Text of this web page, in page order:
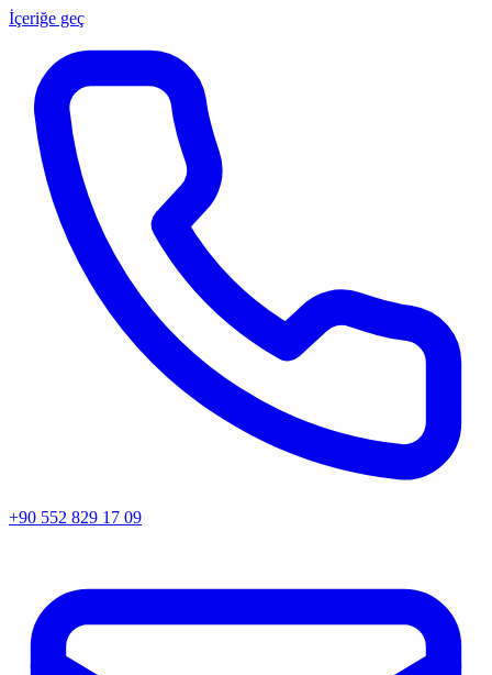
İçeriğe geç
+90 552 829 17 09